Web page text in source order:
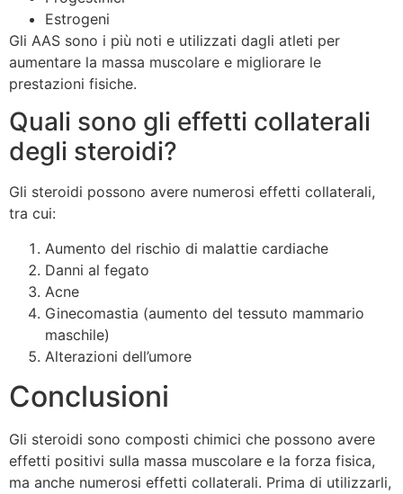
Estrogeni
Gli AAS sono i più noti e utilizzati dagli atleti per
aumentare la massa muscolare e migliorare le
prestazioni fisiche.
Quali sono gli effetti collaterali
degli steroidi?
Gli steroidi possono avere numerosi effetti collaterali,
tra cui:
Aumento del rischio di malattie cardiache
Danni al fegato
Acne
Ginecomastia (aumento del tessuto mammario
maschile)
Alterazioni dell’umore
Conclusioni
Gli steroidi sono composti chimici che possono avere
effetti positivi sulla massa muscolare e la forza fisica,
ma anche numerosi effetti collaterali. Prima di utilizzarli,